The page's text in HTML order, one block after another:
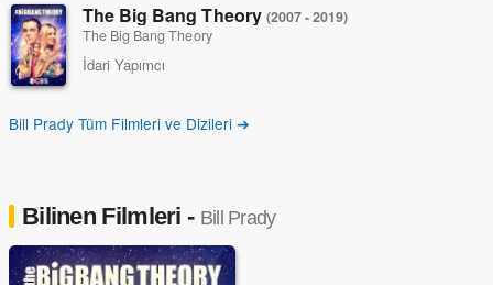
The Big Bang Theory (2007 - 2019)
The Big Bang Theory
İdari Yapımcı
Bill Prady Tüm Filmleri ve Dizileri ➔
Bilinen Filmleri - Bill Prady